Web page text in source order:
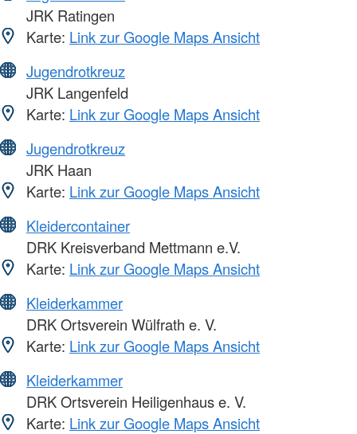
JRK Ratingen
Karte: Link zur Google Maps Ansicht
Jugendrotkreuz
JRK Langenfeld
Karte: Link zur Google Maps Ansicht
Jugendrotkreuz
JRK Haan
Karte: Link zur Google Maps Ansicht
Kleidercontainer
DRK Kreisverband Mettmann e.V.
Karte: Link zur Google Maps Ansicht
Kleiderkammer
DRK Ortsverein Wülfrath e. V.
Karte: Link zur Google Maps Ansicht
Kleiderkammer
DRK Ortsverein Heiligenhaus e. V.
Karte: Link zur Google Maps Ansicht